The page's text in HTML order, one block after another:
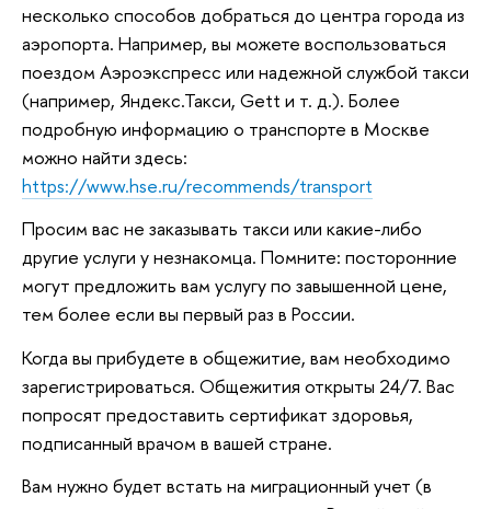
несколько способов добраться до центра города из
аэропорта. Например, вы можете воспользоваться
поездом Аэроэкспресс или надежной службой такси
(например, Яндекс.Такси, Gett и т. д.). Более
подробную информацию о транспорте в Москве
можно найти здесь:
https://www.hse.ru/recommends/transport
Просим вас не заказывать такси или какие-либо
другие услуги у незнакомца. Помните: посторонние
могут предложить вам услугу по завышенной цене,
тем более если вы первый раз в России.
Когда вы прибудете в общежитие, вам необходимо
зарегистрироваться. Общежития открыты 24/7. Вас
попросят предоставить сертификат здоровья,
подписанный врачом в вашей стране.
Вам нужно будет встать на миграционный учет (в